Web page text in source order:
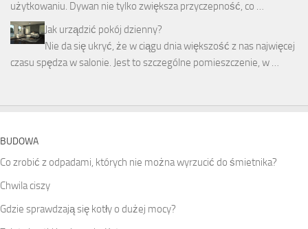
użytkowaniu. Dywan nie tylko zwiększa przyczepność, co …
Jak urządzić pokój dzienny?
Nie da się ukryć, że w ciągu dnia większość z nas najwięcej
czasu spędza w salonie. Jest to szczególne pomieszczenie, w …
BUDOWA
Co zrobić z odpadami, których nie można wyrzucić do śmietnika?
Chwila ciszy
Gdzie sprawdzają się kotły o dużej mocy?